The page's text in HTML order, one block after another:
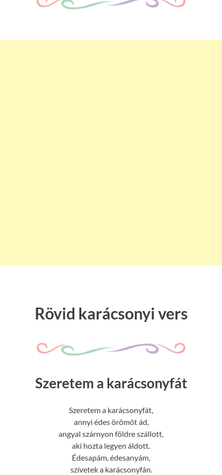
Rövid karácsonyi vers
Szeretem a karácsonyfát
Szeretem a karácsonyfát,
annyi édes örömöt ád,
angyal szárnyon földre szállott,
aki hozta legyen áldott.
Édesapám, édesanyám,
szívetek a karácsonyfán.